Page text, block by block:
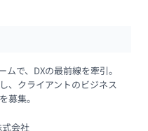
で、DXの最前線を牽引。
、クライアントのビジネス
募集。
会社